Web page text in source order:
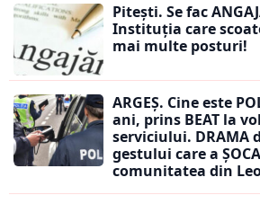
Pitești. Se fac
Instituția care
mai multe posturi!
ARGEȘ. Cine este
ani, prins BEAT la
serviciului. DRAMA
gestului care a
comunitatea din